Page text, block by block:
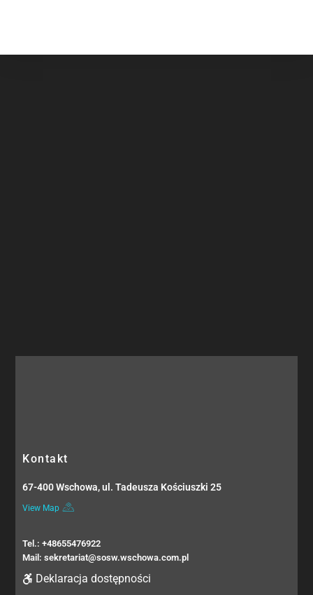
Kontakt
67-400 Wschowa, ul. Tadeusza Kościuszki 25
View Map
Tel.: +48655476922
Mail: sekretariat@sosw.wschowa.com.pl
Deklaracja dostępności